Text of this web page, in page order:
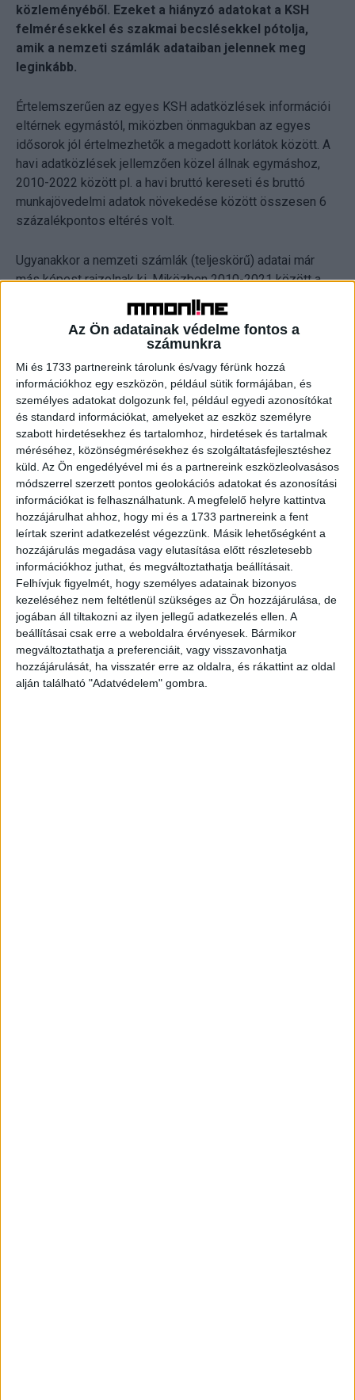
Az Ön adatainak védelme fontos a
számunkra
Mi és 1733 partnereink tárolunk és/vagy férünk hozzá
információkhoz egy eszközön, például sütik formájában, és
személyes adatokat dolgozunk fel, például egyedi azonosítókat
és standard információkat, amelyeket az eszköz személyre
szabott hirdetésekhez és tartalomhoz, hirdetések és tartalmak
méréséhez, közönségmérésekhez és szolgáltatásfejlesztéshez
küld. Az Ön engedélyével mi és a partnereink eszközleolvasásos
módszerrel szerzett pontos geolokációs adatokat és azonosítási
információkat is felhasználhatunk. A megfelelő helyre kattintva
hozzájárulhat ahhoz, hogy mi és a 1733 partnereink a fent
leírtak szerint adatkezelést végezzünk. Másik lehetőségként a
hozzájárulás megadása vagy elutasítása előtt részletesebb
információkhoz juthat, és megváltoztathatja beállításait.
Felhívjuk figyelmét, hogy személyes adatainak bizonyos
kezeléséhez nem feltétlenül szükséges az Ön hozzájárulása, de
jogában áll tiltakozni az ilyen jellegű adatkezelés ellen. A
beállításai csak erre a weboldalra érvényesek. Bármikor
megváltoztathatja a preferenciáit, vagy visszavonhatja
hozzájárulását, ha visszatér erre az oldalra, és rákattint az oldal
alján található "Adatvédelem" gombra.
közleményéből. Ezeket a hiányzó adatokat a KSH
felmérésekkel és szakmai becslésekkel pótolja,
amik a nemzeti számlák adataiban jelennek meg
leginkább.
Értelemszerűen az egyes KSH adatközlések információi
eltérnek egymástól, miközben önmagukban az egyes
idősorok jól értelmezhetők a megadott korlátok között. A
havi adatközlések jellemzően közel állnak egymáshoz,
2010-2022 között pl. a havi bruttó kereseti és bruttó
munkajövedelmi adatok növekedése között összesen 6
százalékpontos eltérés volt.
Ugyanakkor a nemzeti számlák (teljeskörű) adatai már
más képest rajzolnak ki. Miközben 2010-2021 között a
bruttó keresetek közel 2,17-szeresükre emelkedtek,
addig a nemzeti számlák szerinti bruttó keresetek
esetében a növekedés csak 1,65-szeres volt. Így a havi
mindössze 4,7%-ra csökken. A fogyasztói árindex a
vizsgált időszakban 32,1%-kal emelkedett, így a nemzeti
számlák szerinti keresetek reálértékben 25%-kal (évi 2%-
kal) bővültek (a kereseti statisztika 64%-ával - évi 4,6%-
kal - szemben). A teljes foglalkoztatotti körre becsült
2022-es adatok alapján a keresetek reálértéke csökkent.
Az eltérő módszertanok a bruttó keresetekre is kihatással
vannak. A kereseti statisztika alapján a bruttó kereset
2022-ben 516 ezer Ft-ra emelkedett (a bruttó
munkajövedelem pedig 537 ezer Ft-ra). Ugyanakkor a
nemzeti számlák adatai alapján a keresetek átlaga 404
ezer Ft lehetett. (2021-ben a bruttó kereset 439, a bruttó
munkajövedelem 458, a nemzeti számlák szerinti kereset
pedig 351 ezer Ft volt.) A különbség 2016 után erősödött
fel, aminek egyik oka, hogy a Kormány gazdaságfehérítő
lépései miatt a kimutatott és a valós keresetek közötti